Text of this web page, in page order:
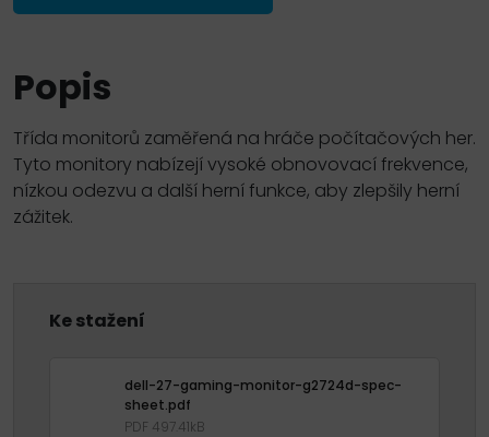
Popis
Třída monitorů zaměřená na hráče počítačových her.
Tyto monitory nabízejí vysoké obnovovací frekvence,
nízkou odezvu a další herní funkce, aby zlepšily herní
zážitek.
Ke stažení
dell-27-gaming-monitor-g2724d-spec-
sheet.pdf
PDF 497.41kB